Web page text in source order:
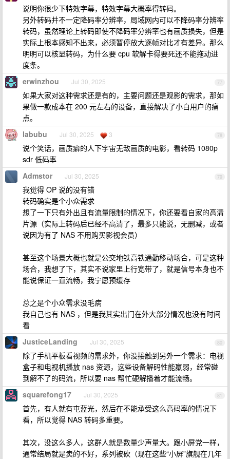
说明你很少下特效字幕，特效字幕大概率得转码。
另外转码并不一定降码率分辨率，局域网内可以不降码率分辨率
转码，虽然理论上转码即使不降码率分辨率也有画质损失，但是
实际上根本感知不出来，必须暂停放大逐帧对比才有差异。那么
明明可以核显转码，为什么要 cpu 软解卡得要死还不能拖动进
度条。
77
erwinzhou Jul 30, 2025
如果大家对这种需求还是有的，主要问题还是观影的需求，那如
果做一款成本在 200 元左右的设备，直接解决了小白用户的痛
点。
78
labubu Jul 30, 2025 3
说个笑话，画质癖的人下宇宙无敌画质的电影，看转码 1080p
sdr 低码率
79
Admstor Jul 30, 2025
我觉得 OP 说的没有错
转码确实是个小众需求
想了一下只有外出且有流量限制的情况下，你还要看自家的高清
片源（实际上转码后已经不高清了，最多只能说，无删减，或者
说因为有了 NAS 不用购买影视会员）
甚至这个场景大概也就是公交地铁高铁通勤移动场合，可是这种
场合，我想了下，其实不说家里上行宽带了，就是信号本身也不
能说保证一直流畅，我宁愿预缓存
总之是个小众需求没毛病
我自己也有 NAS ，但是我其实出门在外大部分情况也没有时间
看
80
JusticeLanding Jul 30, 2025
除了手机平板看视频的需求外，你没接触到另外一个需求：电视
盒子和电视机播放 nas 资源，这些设备解码性能羸弱，经常碰
到解不了的码流，所以要 nas 帮忙硬解播着才能流畅。
81
squarefong17 Jul 30, 2025
首先，有人就有屯蓝光，然后在不能承受这么高码率的情况下
看，所以觉得 NAS 转码多重要。
其次，没这么多人，这群人就是数量少声量大。跟小屏党一样，
通常结局就是卖的不好，系列被砍（现在这些“小屏”旗舰在几年